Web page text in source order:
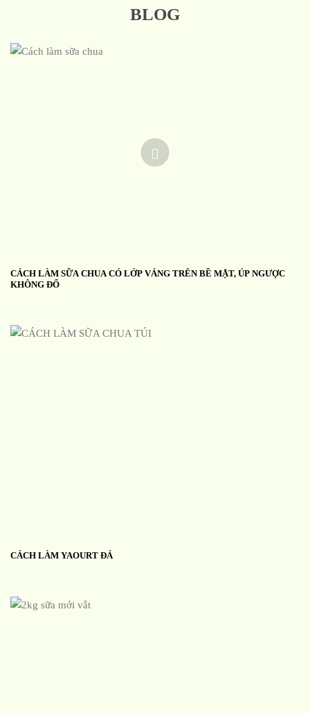
BLOG
CÁCH LÀM SỮA CHUA CÓ LỚP VÁNG TRÊN BỀ MẶT, ÚP NGƯỢC
KHÔNG ĐỔ
CÁCH LÀM YAOURT ĐÁ